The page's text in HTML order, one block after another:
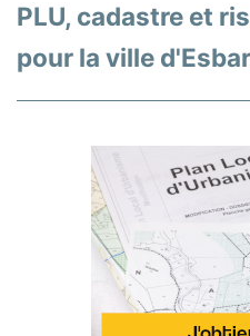
PLU, cadastre et
pour la ville